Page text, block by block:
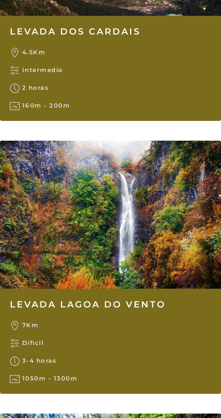
LEVADA DOS CARDAIS
4.5Km
Intermedio
2 horas
160m - 200m
LEVADA LAGOA DO VENTO
7Km
Difícil
3-4 horas
1050m - 1300m